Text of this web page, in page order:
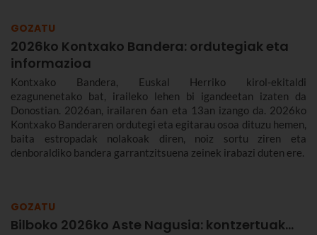
GOZATU
2026ko Kontxako Bandera: ordutegiak eta
informazioa
Kontxako Bandera, Euskal Herriko kirol-ekitaldi
ezagunenetako bat, iraileko lehen bi igandeetan izaten da
Donostian. 2026an, irailaren 6an eta 13an izango da. 2026ko
Kontxako Banderaren ordutegi eta egitarau osoa dituzu hemen,
baita estropadak nolakoak diren, noiz sortu ziren eta
denboraldiko bandera garrantzitsuena zeinek irabazi duten ere.
GOZATU
Bilboko 2026ko Aste Nagusia: kontzertuak...